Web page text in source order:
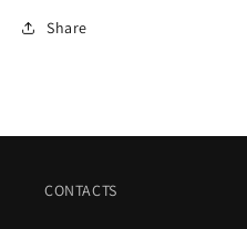
Share
CONTACTS